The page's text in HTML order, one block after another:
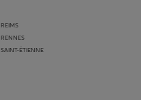
ÉTIENNE